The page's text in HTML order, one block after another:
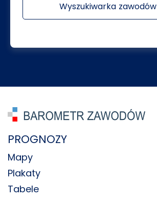
Wyszukiwarka zawodów
PROGNOZY
Mapy
Plakaty
Tabele